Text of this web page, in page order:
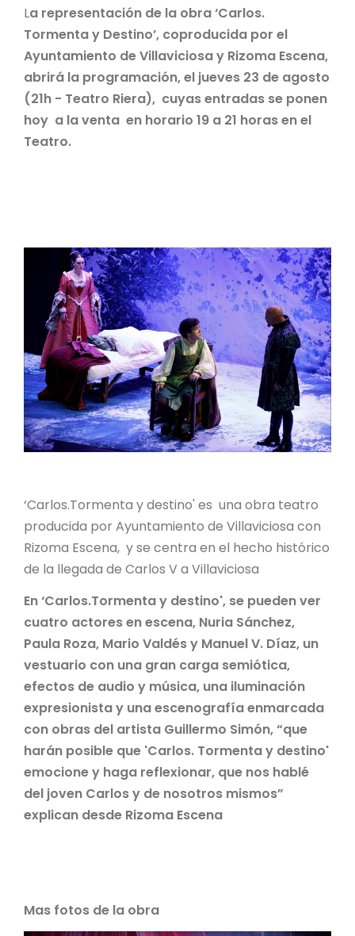
La representación de la obra ‘Carlos.
Tormenta y Destino’, coproducida por el
Ayuntamiento de Villaviciosa y Rizoma Escena,
abrirá la programación, el jueves 23 de agosto
(21h - Teatro Riera), cuyas entradas se ponen
hoy a la venta en horario 19 a 21 horas en el
Teatro.
‘Carlos.Tormenta y destino' es una obra teatro
producida por Ayuntamiento de Villaviciosa con
Rizoma Escena, y se centra en el hecho histórico
de la llegada de Carlos V a Villaviciosa
En ‘Carlos.Tormenta y destino', se pueden ver
cuatro actores en escena, Nuria Sánchez,
Paula Roza, Mario Valdés y Manuel V. Díaz, un
vestuario con una gran carga semiótica,
efectos de audio y música, una iluminación
expresionista y una escenografía enmarcada
con obras del artista Guillermo Simón, “que
harán posible que 'Carlos. Tormenta y destino'
emocione y haga reflexionar, que nos hablé
del joven Carlos y de nosotros mismos”
explican desde Rizoma Escena
Mas fotos de la obra